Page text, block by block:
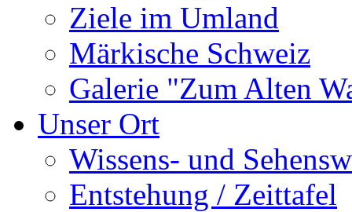
Ziele im Umland
Märkische Schweiz
Galerie "Zum Alten
Unser Ort
Wissens- und
Entstehung / Zeittafel